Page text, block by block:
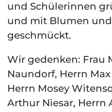
und Schülerinnen
und mit Blumen und
geschmückt.
Wir gedenken: Frau
Naundorf, Herrn
Herrn Mosey
Arthur Niesar, Herrn